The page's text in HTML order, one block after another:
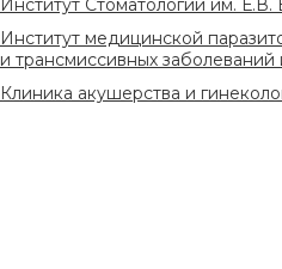
Институт Стоматологии им. Е.В.
Институт медицинской
и трансмиссивных
Клиника акушерства и